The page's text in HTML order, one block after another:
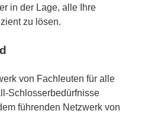
in der Lage, alle Ihre
zu lösen.
von Fachleuten für alle
Schlosserbedürfnisse
führenden Netzwerk von